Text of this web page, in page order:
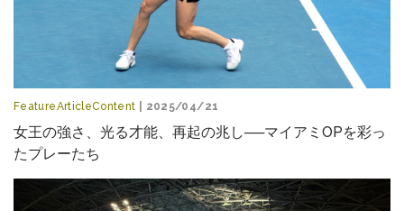
FeatureArticleContent | 2025/04/21
女王の強さ、光る才能、再起の兆し──マイアミOPを彩っ
たプレーたち